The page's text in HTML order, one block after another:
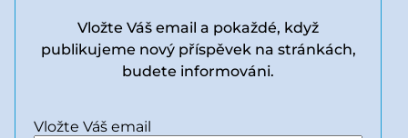
Vložte Váš email a pokaždé, když
publikujeme nový příspěvek na stránkách,
budete informováni.
Vložte Váš email